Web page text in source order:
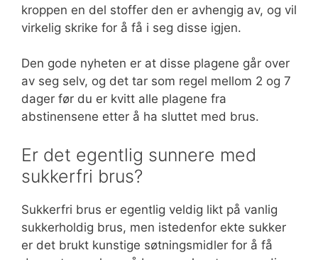
kroppen en del stoffer den er avhengig av, og vil
virkelig skrike for å få i seg disse igjen.
Den gode nyheten er at disse plagene går over
av seg selv, og det tar som regel mellom 2 og 7
dager før du er kvitt alle plagene fra
abstinensene etter å ha sluttet med brus.
Er det egentlig sunnere med
sukkerfri brus?
Sukkerfri brus er egentlig veldig likt på vanlig
sukkerholdig brus, men istedenfor ekte sukker
er det brukt kunstige søtningsmidler for å få